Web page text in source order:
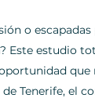
o
Este estudio
que
Tenerife, el